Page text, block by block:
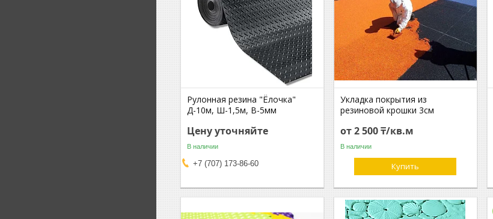
Рулонная резина "Ёлочка"
Д-10м, Ш-1,5м, В-5мм
Цену уточняйте
В наличии
+7 (707) 173-86-60
Укладка покрытия из
резиновой крошки 3см
от 2 500 ₸/кв.м
В наличии
Купить